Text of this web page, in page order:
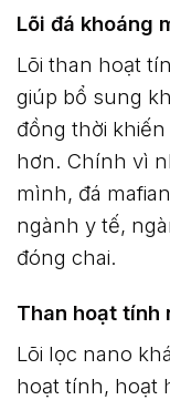
Lõi đá khoáng
Lõi than hoạt
giúp bổ sung
đồng thời
hơn. Chính vì
mình, đá
ngành y tế,
đóng chai.
Than hoạt tính
Lõi lọc nano
hoạt tính, hoạt